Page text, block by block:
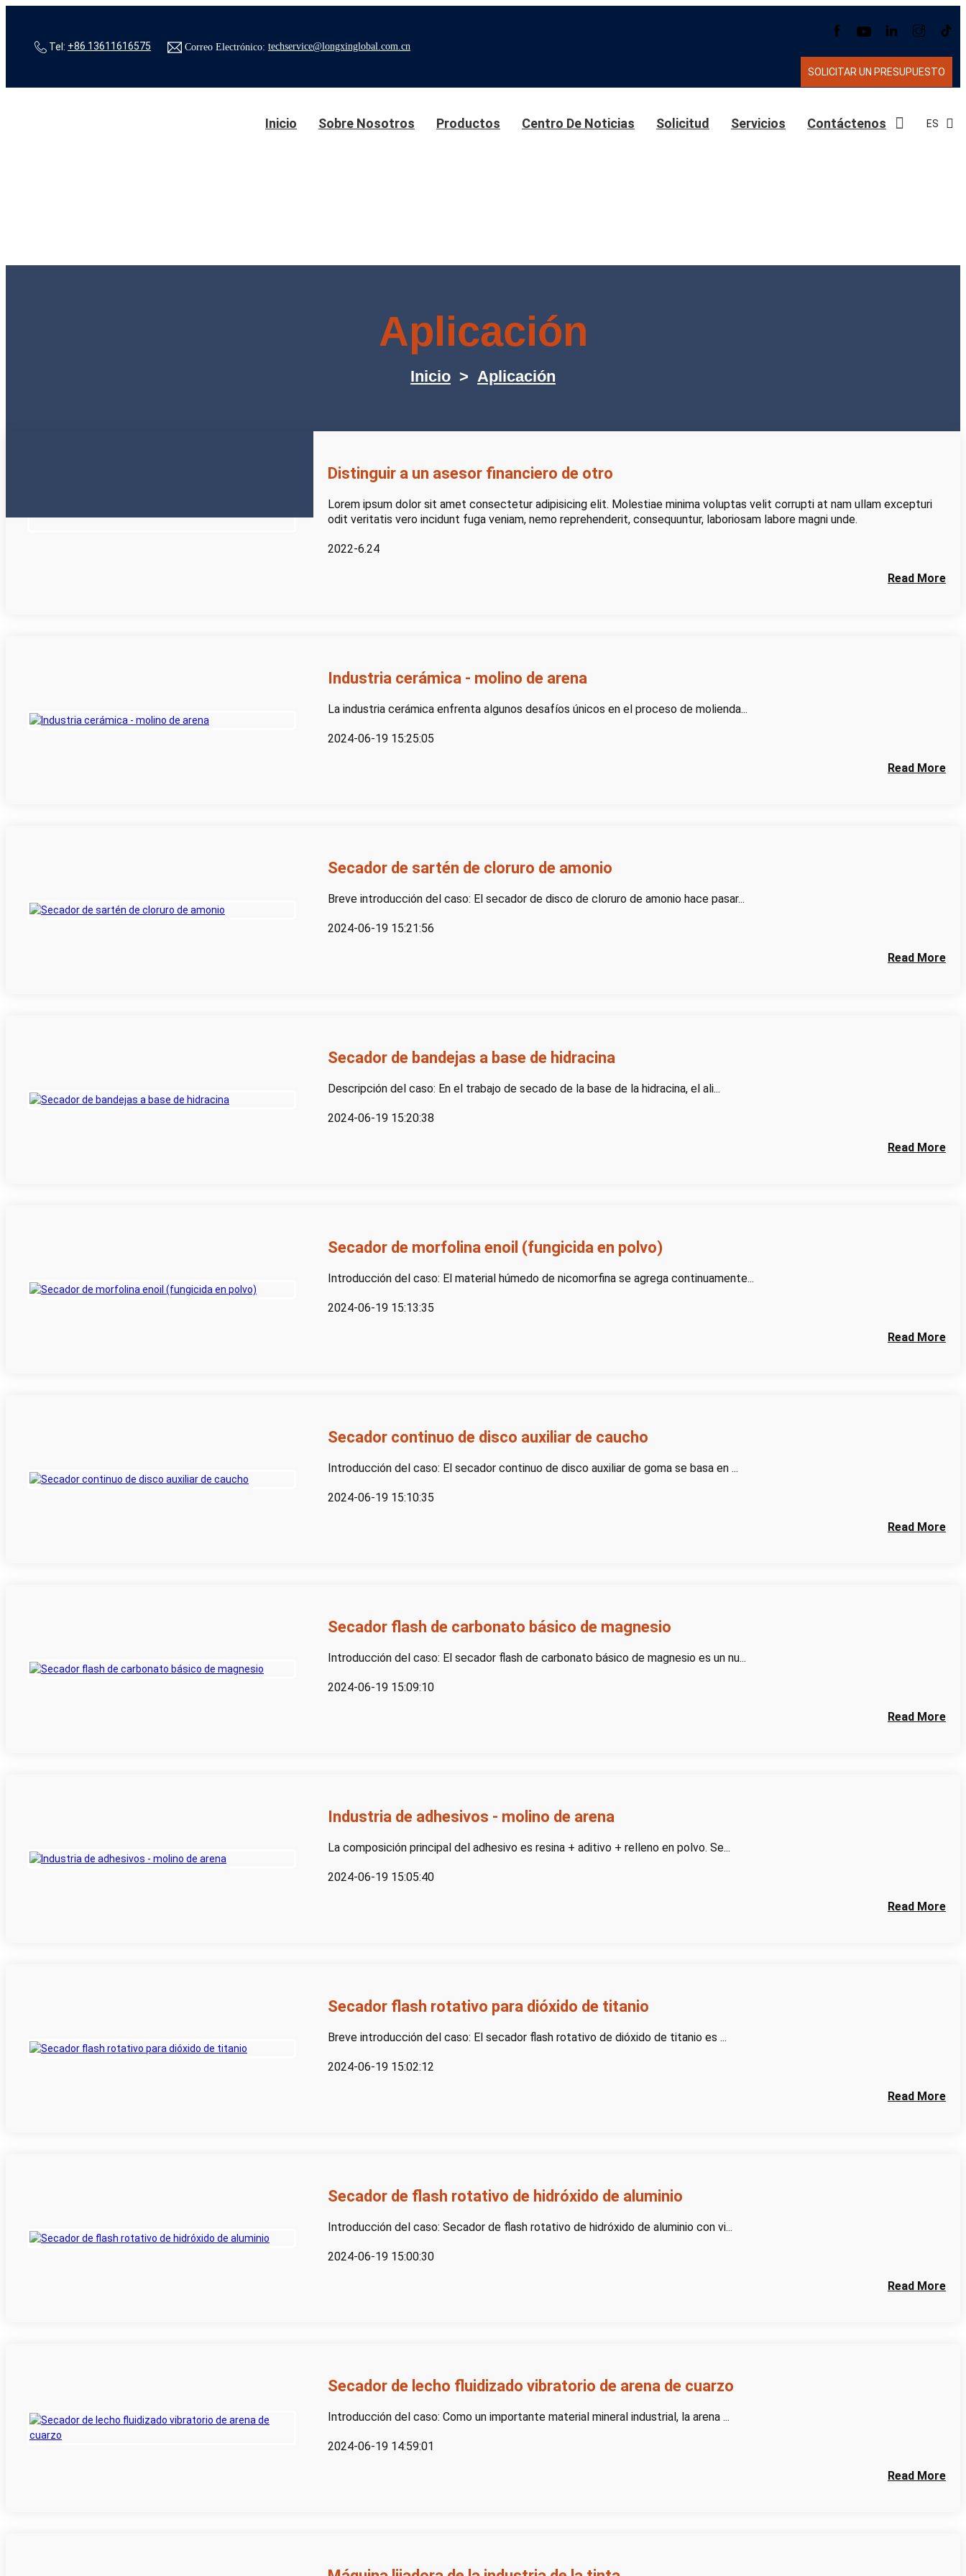
Tel: +86 13611616575 Correo Electrónico: techservice@longxinglobal.com.cn
SOLICITAR UN PRESUPUESTO
Inicio Sobre Nosotros Productos Centro De Noticias Solicitud Servicios Contáctenos ES
Aplicación
Inicio > Aplicación
Distinguir a un asesor financiero de otro
Lorem ipsum dolor sit amet consectetur adipisicing elit. Molestiae minima voluptas velit corrupti at nam ullam excepturi
odit veritatis vero incidunt fuga veniam, nemo reprehenderit, consequuntur, laboriosam labore magni unde.
2022-6.24
Read More
Industria cerámica - molino de arena
La industria cerámica enfrenta algunos desafíos únicos en el proceso de molienda...
2024-06-19 15:25:05
Read More
Secador de sartén de cloruro de amonio
Breve introducción del caso: El secador de disco de cloruro de amonio hace pasar...
2024-06-19 15:21:56
Read More
Secador de bandejas a base de hidracina
Descripción del caso: En el trabajo de secado de la base de la hidracina, el ali...
2024-06-19 15:20:38
Read More
Secador de morfolina enoil (fungicida en polvo)
Introducción del caso: El material húmedo de nicomorfina se agrega continuamente...
2024-06-19 15:13:35
Read More
Secador continuo de disco auxiliar de caucho
Introducción del caso: El secador continuo de disco auxiliar de goma se basa en ...
2024-06-19 15:10:35
Read More
Secador flash de carbonato básico de magnesio
Introducción del caso: El secador flash de carbonato básico de magnesio es un nu...
2024-06-19 15:09:10
Read More
Industria de adhesivos - molino de arena
La composición principal del adhesivo es resina + aditivo + relleno en polvo. Se...
2024-06-19 15:05:40
Read More
Secador flash rotativo para dióxido de titanio
Breve introducción del caso: El secador flash rotativo de dióxido de titanio es ...
2024-06-19 15:02:12
Read More
Secador de flash rotativo de hidróxido de aluminio
Introducción del caso: Secador de flash rotativo de hidróxido de aluminio con vi...
2024-06-19 15:00:30
Read More
Secador de lecho fluidizado vibratorio de arena de cuarzo
Introducción del caso: Como un importante material mineral industrial, la arena ...
2024-06-19 14:59:01
Read More